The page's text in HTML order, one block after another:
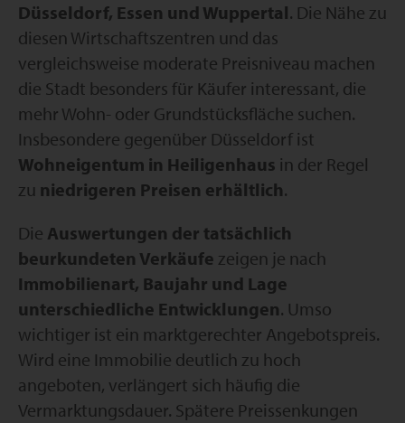
Düsseldorf, Essen und Wuppertal. Die Nähe zu
diesen Wirtschaftszentren und das
vergleichsweise moderate Preisniveau machen
die Stadt besonders für Käufer interessant, die
mehr Wohn- oder Grundstücksfläche suchen.
Insbesondere gegenüber Düsseldorf ist
Wohneigentum in Heiligenhaus in der Regel
zu niedrigeren Preisen erhältlich.
Die Auswertungen der tatsächlich
beurkundeten Verkäufe zeigen je nach
Immobilienart, Baujahr und Lage
unterschiedliche Entwicklungen. Umso
wichtiger ist ein marktgerechter Angebotspreis.
Wird eine Immobilie deutlich zu hoch
angeboten, verlängert sich häufig die
Vermarktungsdauer. Spätere Preissenkungen